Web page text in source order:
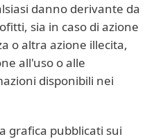
danno derivante da
sia in caso di azione
o altra azione illecita,
all'uso o alle
disponibili nei
grafica pubblicati sui